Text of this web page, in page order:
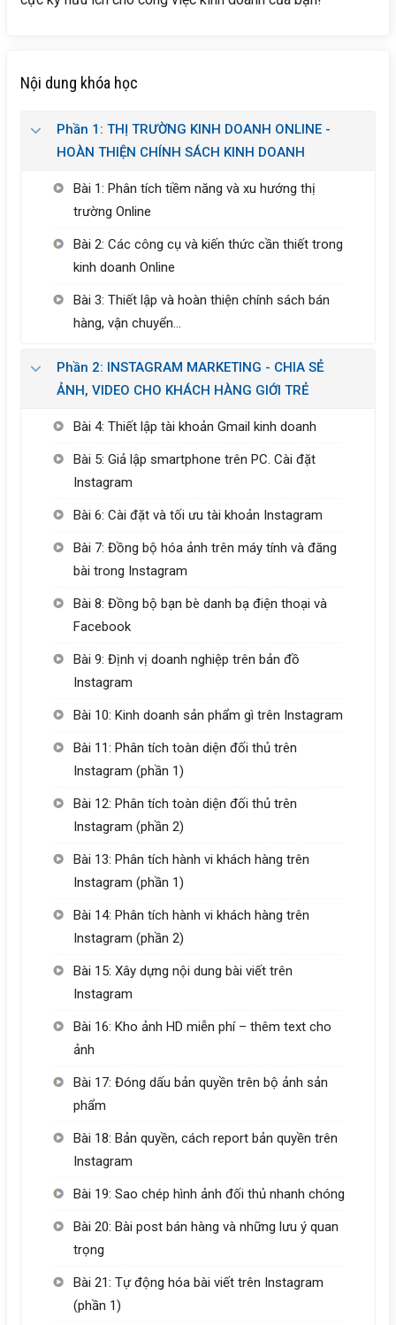
Nội dung khóa học
Phần 1: THỊ TRƯỜNG KINH DOANH ONLINE -
HOÀN THIỆN CHÍNH SÁCH KINH DOANH
Bài 1: Phân tích tiềm năng và xu hướng thị
trường Online
Bài 2: Các công cụ và kiến thức cần thiết trong
kinh doanh Online
Bài 3: Thiết lập và hoàn thiện chính sách bán
hàng, vận chuyển…
Phần 2: INSTAGRAM MARKETING - CHIA SẺ
ẢNH, VIDEO CHO KHÁCH HÀNG GIỚI TRẺ
Bài 4: Thiết lập tài khoản Gmail kinh doanh
Bài 5: Giả lập smartphone trên PC. Cài đặt
Instagram
Bài 6: Cài đặt và tối ưu tài khoản Instagram
Bài 7: Đồng bộ hóa ảnh trên máy tính và đăng
bài trong Instagram
Bài 8: Đồng bộ bạn bè danh bạ điện thoại và
Facebook
Bài 9: Định vị doanh nghiệp trên bản đồ
Instagram
Bài 10: Kinh doanh sản phẩm gì trên Instagram
Bài 11: Phân tích toàn diện đối thủ trên
Instagram (phần 1)
Bài 12: Phân tích toàn diện đối thủ trên
Instagram (phần 2)
Bài 13: Phân tích hành vi khách hàng trên
Instagram (phần 1)
Bài 14: Phân tích hành vi khách hàng trên
Instagram (phần 2)
Bài 15: Xây dựng nội dung bài viết trên
Instagram
Bài 16: Kho ảnh HD miễn phí – thêm text cho
ảnh
Bài 17: Đóng dấu bản quyền trên bộ ảnh sản
phẩm
Bài 18: Bản quyền, cách report bản quyền trên
Instagram
Bài 19: Sao chép hình ảnh đối thủ nhanh chóng
Bài 20: Bài post bán hàng và những lưu ý quan
trọng
Bài 21: Tự động hóa bài viết trên Instagram
(phần 1)